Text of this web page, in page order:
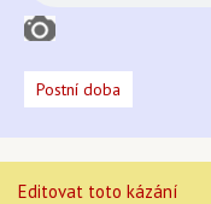
Postní doba
Editovat toto kázání